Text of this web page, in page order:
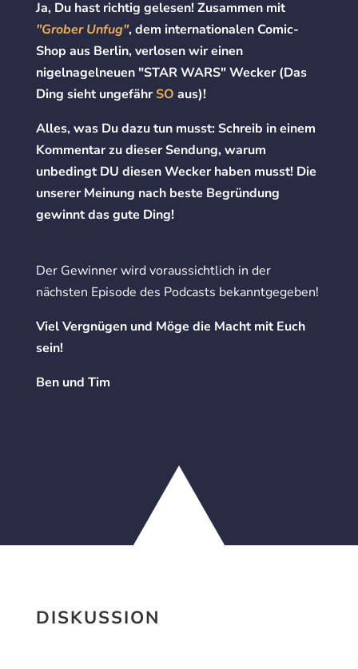
Ja, Du hast richtig gelesen! Zusammen mit
"Grober Unfug", dem internationalen Comic-
Shop aus Berlin, verlosen wir einen
nigelnagelneuen "STAR WARS" Wecker (Das
Ding sieht ungefähr SO aus)!
Alles, was Du dazu tun musst: Schreib in einem
Kommentar zu dieser Sendung, warum
unbedingt DU diesen Wecker haben musst! Die
unserer Meinung nach beste Begründung
gewinnt das gute Ding!
Der Gewinner wird voraussichtlich in der
nächsten Episode des Podcasts bekanntgegeben!
Viel Vergnügen und Möge die Macht mit Euch
sein!
Ben und Tim
DISKUSSION